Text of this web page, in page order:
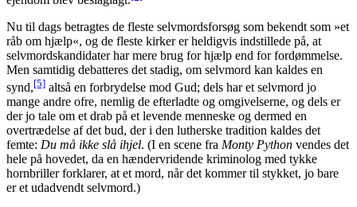
Nu til dags betragtes de fleste selvmordsforsøg som bekendt som »et
råb om hjælp«, og de fleste kirker er heldigvis indstillede på, at
selvmordskandidater har mere brug for hjælp end for fordømmelse.
Men samtidig debatteres det stadig, om selvmord kan kaldes en
synd,[5] altså en forbrydelse mod Gud; dels har et selvmord jo
mange andre ofre, nemlig de efterladte og omgivelserne, og dels er
der jo tale om et drab på et levende menneske og dermed en
overtrædelse af det bud, der i den lutherske tradition kaldes det
femte: Du må ikke slå ihjel. (I en scene fra Monty Python vendes det
hele på hovedet, da en hændervridende kriminolog med tykke
hornbriller forklarer, at et mord, når det kommer til stykket, jo bare
er et udadvendt selvmord.)